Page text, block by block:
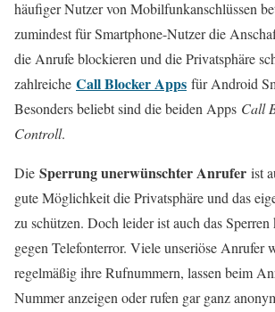
häufiger Nutzer von Mobilfunkanschlüssen
zumindest für Smartphone-Nutzer die
die Anrufe blockieren und die Privatsphäre
zahlreiche Call Blocker Apps für Android
Besonders beliebt sind die beiden Apps Call
Controll.
Die Sperrung unerwünschter Anrufer ist
gute Möglichkeit die Privatsphäre und das
zu schützen. Doch leider ist auch das
gegen Telefonterror. Viele unseriöse Anrufer
regelmäßig ihre Rufnummern, lassen beim
Nummer anzeigen oder rufen gar ganz